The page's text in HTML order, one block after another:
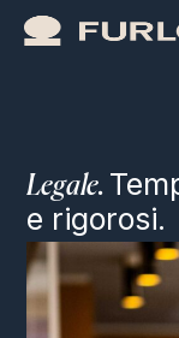
Legale.
e rigorosi.